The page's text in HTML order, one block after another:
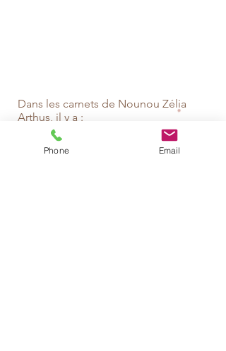
Dans les carnets de Nounou Zélia
Arthus, il y a :
- Beaucoup d'amour
- De la douceur
- Un grain de folie
Phone Email